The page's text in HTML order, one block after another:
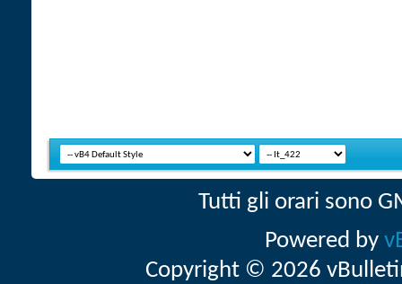
Tutti gli orari sono
Powered by
Copyright © 2026